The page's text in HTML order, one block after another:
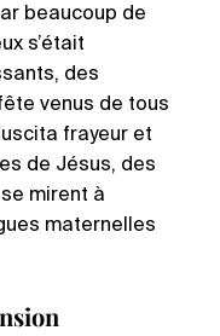
beaucoup de
s’était
des
venus de tous
frayeur et
de Jésus, des
mirent à
maternelles